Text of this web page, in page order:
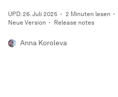
UPD: 26. Juli 2025 2 Minuten lesen
Neue Version
Release notes
Anna Koroleva